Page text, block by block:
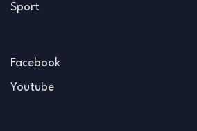
Sport
Facebook
Youtube